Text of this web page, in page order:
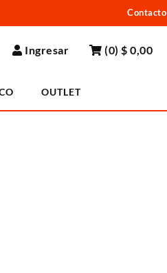
Contacto
Ingresar (0)$ 0,00
OUTLET